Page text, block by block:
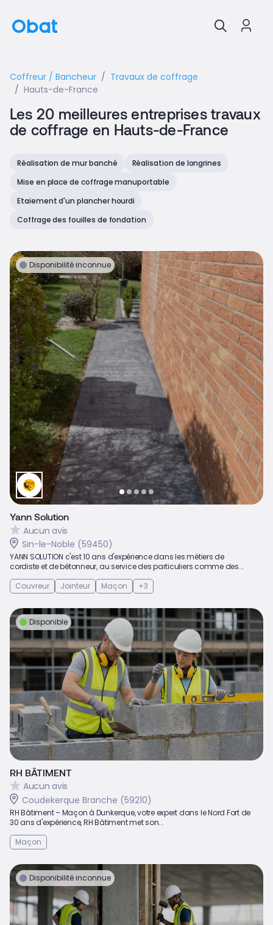
Coffreur / Bancheur
Travaux de coffrage
Hauts-de-France
Les 20 meilleures entreprises travaux
de coffrage en Hauts-de-France
Réalisation de mur banché
Réalisation de longrines
Mise en place de coffrage manuportable
Etaiement d'un plancher hourdi
Coffrage des fouilles de fondation
Disponibilité inconnue
Yann Solution
Aucun avis
Sin-le-Noble (59450)
YANN SOLUTION c'est 10 ans d'expérience dans les métiers de
cordiste et de bétonneur, au service des particuliers comme des...
Couvreur
Jointeur Maçon +3
Disponible
RH BÂTIMENT
Aucun avis
Coudekerque Branche (59210)
RH Bâtiment – Maçon à Dunkerque, votre expert dans le Nord Fort de
30 ans d'expérience, RH Bâtiment met son...
Maçon
Disponibilité inconnue